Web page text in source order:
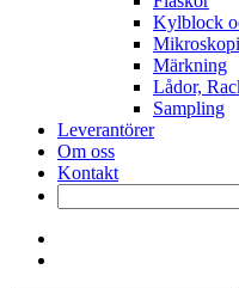
Kylblock
Mikroskopi
Märkning
Lådor,
Sampling
Leverantörer
Om oss
Kontakt